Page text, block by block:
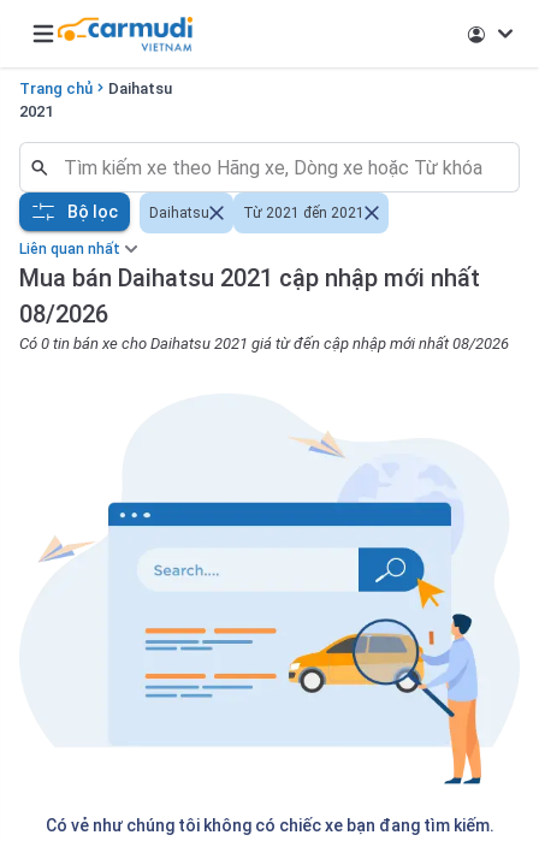
Open main menu
Trang chủ
Daihatsu
2021
Liên quan nhất
Mua bán Daihatsu 2021 cập nhập mới nhất
08/2026
Có 0 tin bán xe cho Daihatsu 2021 giá từ đến cập nhập mới nhất 08/2026
Bộ lọc Daihatsu Từ 2021 đến 2021
Có vẻ như chúng tôi không có chiếc xe bạn đang tìm kiếm.